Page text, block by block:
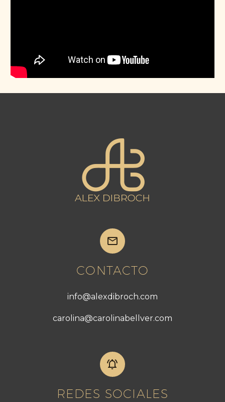


CONTACTO
info@alexdibroch.com
carolina@carolinabellver.com


REDES SOCIALES